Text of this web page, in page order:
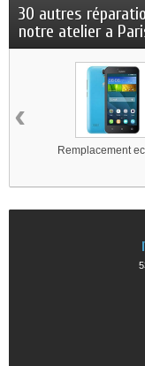
30 autres
notre atelier a
Remplacement
‹